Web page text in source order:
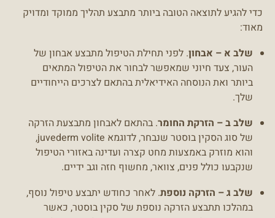
כדי להגיע לתוצאה הטובה ביותר מתבצע תהליך ממוקד ומדויק
מאוד:
שלב א – אבחון. לפני תחילת הטיפול מתבצע אבחון של
העור, צעד חיוני שמאפשר לבחור את הטיפול המתאים
ביותר ואת הנוסחה האידיאלית בהתאם לצרכים הייחודיים
שלך.
שלב ב – הזרקת החומר. בהתאם לאבחון מתבצעת הזרקה
של סוג הסקין בוסטר שנבחר, לדוגמא juvederm volite,
והוא מוזרק באמצעות מחט קצרה ועדינה באזורי הטיפול
שנקבעו כולל פנים, צוואר, מחשוף חזה וגב ידיים.
שלב ג – הזרקה נוספת. לאחר כחודש יתבצע טיפול נוסף,
במהלכו תתבצע הזרקה נוספת של סקין בוסטר, כאשר